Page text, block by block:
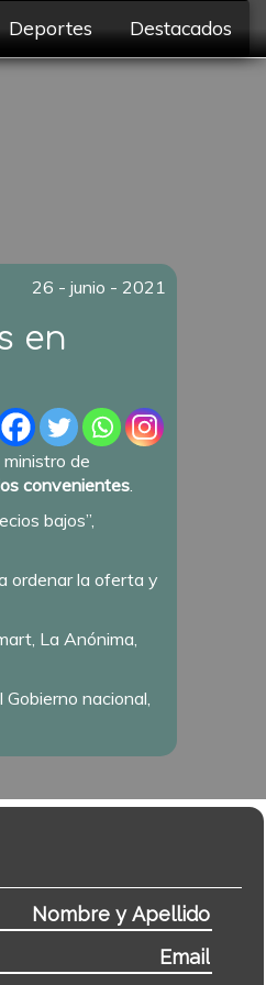
Deportes Destacados
26 - junio - 2021
en
de
convenientes.
bajos”,
ordenar la oferta y
La Anónima,
nacional,